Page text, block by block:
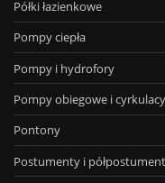
Półki łazienkowe
Pompy ciepła
Pompy i hydrofory
Pompy obiegowe i
Pontony
Postumenty i